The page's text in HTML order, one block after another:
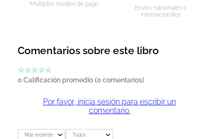
Múltiples medios de pago
Envíos nacionales e
internacionales
Comentarios sobre este libro
☆☆☆☆☆
0 Calificación promedio (0 comentarios)
Por favor, inicia sesión para escribir un
comentario.
Más reciente Todos